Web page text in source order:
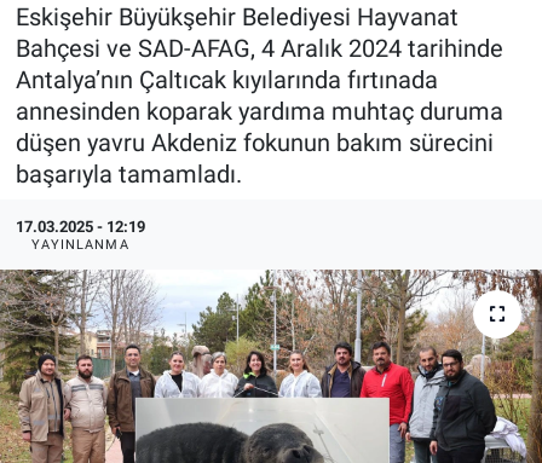
Eskişehir Büyükşehir Belediyesi Hayvanat
Bahçesi ve SAD-AFAG, 4 Aralık 2024 tarihinde
Antalya’nın Çaltıcak kıyılarında fırtınada
annesinden koparak yardıma muhtaç duruma
düşen yavru Akdeniz fokunun bakım sürecini
başarıyla tamamladı.
17.03.2025 - 12:19
YAYINLANMA
Sağlık
Alış-Veriş/İş dünyası
Ekonomi
Kültür Sanat
Politika
Bilecik
Kütahya
Gezi
Genel
Haber Arşivi